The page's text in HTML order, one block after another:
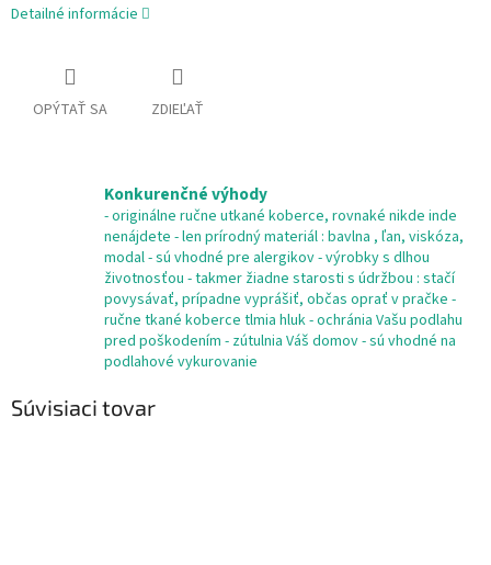
Detailné informácie
OPÝTAŤ SA ZDIEĽAŤ
Konkurenčné výhody
- originálne ručne utkané koberce, rovnaké nikde inde
nenájdete - len prírodný materiál : bavlna , ľan, viskóza,
modal - sú vhodné pre alergikov - výrobky s dlhou
životnosťou - takmer žiadne starosti s údržbou : stačí
povysávať, prípadne vyprášiť, občas oprať v pračke -
ručne tkané koberce tlmia hluk - ochránia Vašu podlahu
pred poškodením - zútulnia Váš domov - sú vhodné na
podlahové vykurovanie
Súvisiaci tovar